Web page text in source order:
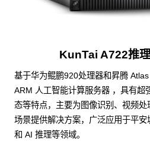
KunTai A722推
基于华为鲲鹏920处理器和昇腾
ARM 人工智能计算服务器 ，具有超
态等特点，主要为图像识别、视频
场景提供解决方案，广泛应用于平
和 AI 推理等领域。